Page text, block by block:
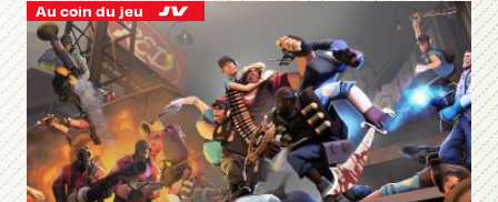
Au coin du jeu